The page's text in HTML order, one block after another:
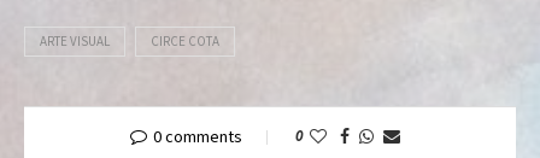
ARTE VISUAL CIRCE COTA
0 comments 0